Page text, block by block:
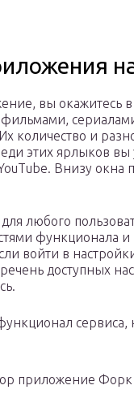
вы окажитесь в
фильмами,
количество и
этих ярлыков
Внизу
любого
функционала и
войти в
доступных
приложение